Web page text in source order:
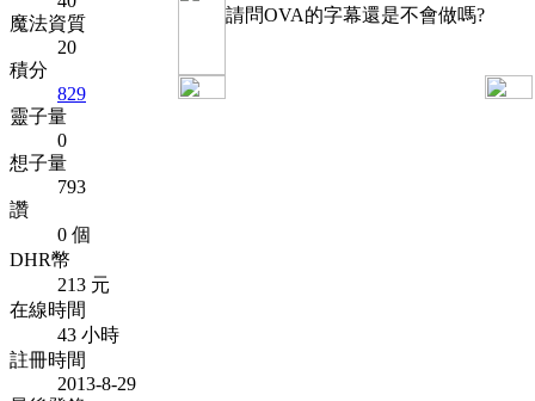
魔法資質
20
積分
829
靈子量
0
想子量
793
讚
0 個
DHR幣
213 元
在線時間
43 小時
註冊時間
2013-8-29
請問OVA的字幕還是不會做嗎?